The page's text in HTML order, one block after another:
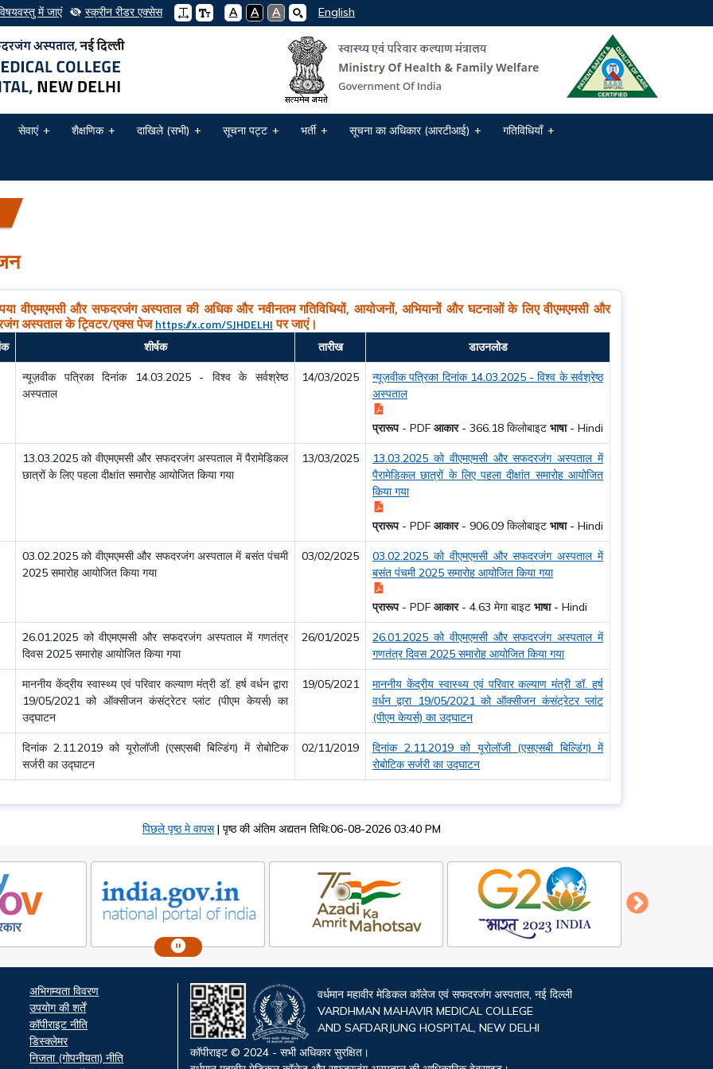
में जाएं स्क्रीन रीडर एक्सेस A A A English
सेवाएं शैक्षणिक दाखिले (सभी) सूचना पट्ट भर्ती सूचना का अधिकार (आरटीआई) गतिविधियाँ
वीएमएमसी और सफदरजंग अस्पताल की अधिक और नवीनतम गतिविधियों, आयोजनों, अभियानों और घटनाओं के लिए वीएमएमसी और
अस्पताल के ट्विटर/एक्स पेजhttps://x.com/SJHDELHIपर जाएं।
शीर्षक तारीख डाउनलोड
न्यूज़वीक पत्रिका दिनांक 14.03.2025 - विश्व के सर्वश्रेष्ठ
अस्पताल
14/03/2025
न्यूज़वीक पत्रिका दिनांक 14.03.2025 - विश्व के सर्वश्रेष्ठ
अस्पताल
प्रारूप- PDF आकार - 366.18 किलोबाइट भाषा- Hindi
13.03.2025 को वीएमएमसी और सफदरजंग अस्पताल में पैरामेडिकल
छात्रों के लिए पहला दीक्षांत समारोह आयोजित किया गया
13/03/2025
13.03.2025 को वीएमएमसी और सफदरजंग अस्पताल में
पैरामेडिकल छात्रों के लिए पहला दीक्षांत समारोह आयोजित
किया गया
प्रारूप- PDF आकार - 906.09 किलोबाइट भाषा- Hindi
03.02.2025 को वीएमएमसी और सफदरजंग अस्पताल में बसंत पंचमी
2025 समारोह आयोजित किया गया
03/02/2025
03.02.2025 को वीएमएमसी और सफदरजंग अस्पताल में
बसंत पंचमी 2025 समारोह आयोजित किया गया
प्रारूप- PDF आकार - 4.63 मेगा बाइट भाषा- Hindi
26.01.2025 को वीएमएमसी और सफदरजंग अस्पताल में गणतंत्र
दिवस 2025 समारोह आयोजित किया गया
26/01/2025
26.01.2025 को वीएमएमसी और सफदरजंग अस्पताल में
गणतंत्र दिवस 2025 समारोह आयोजित किया गया
माननीय केंद्रीय स्वास्थ्य एवं परिवार कल्याण मंत्री डॉ. हर्ष वर्धन द्वारा
19/05/2021 को ऑक्सीजन कंसंट्रेटर प्लांट (पीएम केयर्स) का
उद्घाटन
19/05/2021
माननीय केंद्रीय स्वास्थ्य एवं परिवार कल्याण मंत्री डॉ. हर्ष
वर्धन द्वारा 19/05/2021 को ऑक्सीजन कंसंट्रेटर प्लांट
(पीएम केयर्स) का उद्घाटन
दिनांक 2.11.2019 को यूरोलॉजी (एसएसबी बिल्डिंग) में रोबोटिक
सर्जरी का उद्घाटन
02/11/2019
दिनांक 2.11.2019 को यूरोलॉजी (एसएसबी बिल्डिंग) में
रोबोटिक सर्जरी का उद्घाटन
पिछले पृष्ठ मे वापस | पृष्ठ की अंतिम अद्यतन तिथि:06-08-2026 03:40 PM
Footer
अभिगम्यता विवरण
उपयोग की शर्तें
कॉपीराइट नीति
डिस्क्लेमर
निजता (गोपनीयता) नीति
वर्धमान महावीर मेडिकल कॉलेज एवं सफदरजंग अस्पताल, नई दिल्ली
VARDHMAN MAHAVIR MEDICAL COLLEGE
AND SAFDARJUNG HOSPITAL, NEW DELHI
कॉपीराइट © 2024 - सभी अधिकार सुरक्षित।